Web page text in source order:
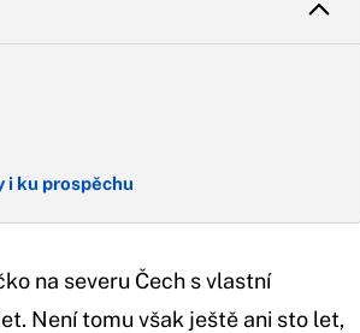
i ku prospěchu
na severu Čech s vlastní
Není tomu však ještě ani sto let,